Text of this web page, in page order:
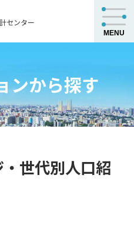
センター
ンから探す
世代別人口紹